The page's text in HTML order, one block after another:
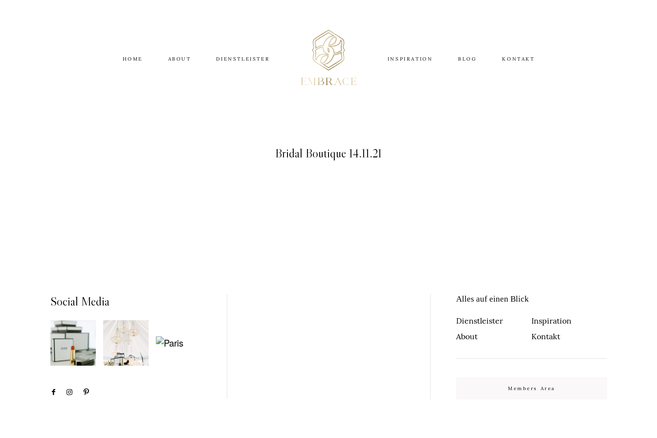
HOME ABOUT DIENSTLEISTER INSPIRATION BLOG KONTAKT
Bridal Boutique 14.11.21
Social Media Alles auf einen Blick
Dienstleister
Inspiration
About
Kontakt
Members Area